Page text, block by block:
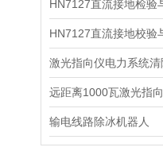
激光指向仪电力系统
远距离1000瓦激光指
输电线路除冰机器人